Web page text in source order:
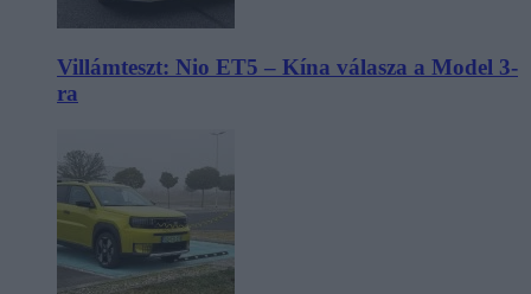
Villámteszt: Nio ET5 – Kína válasza a Model 3-
ra